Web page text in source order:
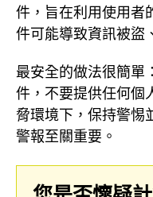
件，旨在利用使用者
件可能導致資訊被盜
最安全的做法很簡單
件，不要提供任何個
脅環境下，保持警惕
警報至關重要。